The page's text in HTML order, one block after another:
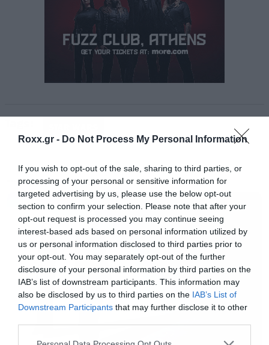
Roxx.gr - Do Not Process My Personal Information
If you wish to opt-out of the sale, sharing to third parties, or
processing of your personal or sensitive information for
targeted advertising by us, please use the below opt-out
section to confirm your selection. Please note that after your
opt-out request is processed you may continue seeing
interest-based ads based on personal information utilized by
us or personal information disclosed to third parties prior to
your opt-out. You may separately opt-out of the further
disclosure of your personal information by third parties on the
IAB’s list of downstream participants. This information may
also be disclosed by us to third parties on the IAB’s List of
Downstream Participants that may further disclose it to other
Please note that this website/app uses one or more Google
Palpatine αλλά και τον Luke Skywalker. H
ταινία κάνει πρεμιέρα στους κινηματογράφους
τον Δεκέμβριο.
MOVIES